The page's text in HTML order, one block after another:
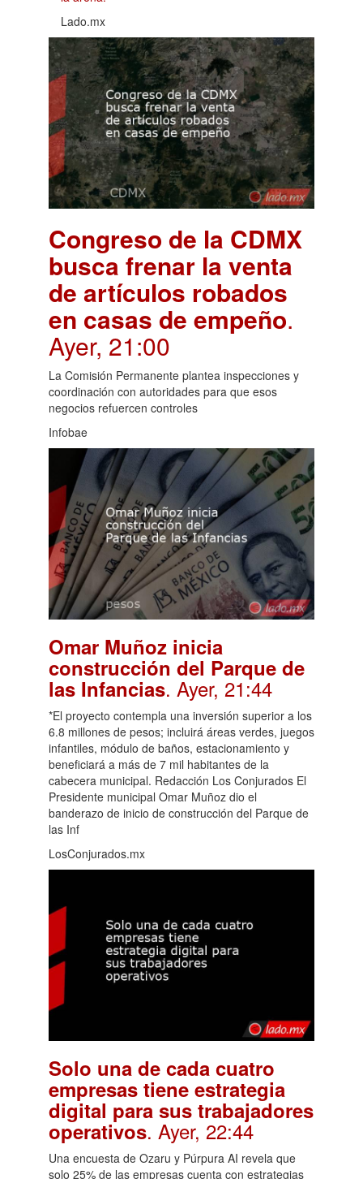
Lado.mx
Congreso de la CDMX
busca frenar la venta
de artículos robados
en casas de empeño.
Ayer, 21:00
La Comisión Permanente plantea inspecciones y
coordinación con autoridades para que esos
negocios refuercen controles
Infobae
Omar Muñoz inicia
construcción del Parque de
las Infancias. Ayer, 21:44
*El proyecto contempla una inversión superior a los
6.8 millones de pesos; incluirá áreas verdes, juegos
infantiles, módulo de baños, estacionamiento y
beneficiará a más de 7 mil habitantes de la
cabecera municipal. Redacción Los Conjurados El
Presidente municipal Omar Muñoz dio el
banderazo de inicio de construcción del Parque de
las Inf
LosConjurados.mx
Solo una de cada cuatro
empresas tiene estrategia
digital para sus trabajadores
operativos. Ayer, 22:44
Una encuesta de Ozaru y Púrpura AI revela que
solo 25% de las empresas cuenta con estrategias